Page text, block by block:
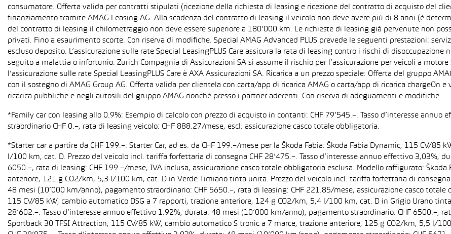
consumatore. Offerta valida per contratti stipulati (ricezione della richiesta di leasing e ricezione del contratto di acquisto del
finanziamento tramite AMAG Leasing AG. Alla scadenza del contratto di leasing il veicolo non deve avere più di 8 anni (è
del contratto di leasing il chilometraggio non deve essere superiore a 180’000 km. Le richieste di leasing già pervenute non
privati. Fino a esaurimento scorte. Con riserva di modifiche. Special AMAG Advanced PLUS prevede le seguenti prestazioni:
escluso deposito. L’assicurazione sulle rate Special LeasingPLUS Care assicura la rata di leasing contro i rischi di
seguito a malattia o infortunio. Zurich Compagnia di Assicurazioni SA si assume il rischio per l’assicurazione per veicoli a
l’assicurazione sulle rate Special LeasingPLUS Care è AXA Assicurazioni SA. Ricarica a un prezzo speciale: Offerta del gruppo
con il sostegno di AMAG Group AG. Offerta valida per clientela con carta/app di ricarica AMAG o carta/app di ricarica chargeOn
ricarica pubbliche e negli autosili del gruppo AMAG nonché presso i partner aderenti. Con riserva di adeguamenti e modifiche.
*Family car con leasing allo 0.9%: Esempio di calcolo con prezzo di acquisto in contanti: CHF 79’545.–. Tasso d’interesse
straordinario CHF 0.–, rata di leasing veicolo: CHF 888.27/mese, escl. assicurazione casco totale obbligatoria.
*Starter car a partire da CHF 199.–: Starter Car, ad es. da CHF 199.–/mese per la Škoda Fabia: Škoda Fabia Dynamic, 115 CV/85
l/100 km, cat. D. Prezzo del veicolo incl. tariffa forfettaria di consegna CHF 28’475.–. Tasso d’interesse annuo effettivo 3,03%,
6050.–, rata di leasing: CHF 199.–/mese, IVA inclusa, assicurazione casco totale obbligatoria esclusa. Modello raffigurato:
anteriore, 121 g CO2/km, 5,3 l/100 km, cat. D in Verde Timiano tinta unita. Prezzo del veicolo incl. tariffa forfettaria di consegna
48 mesi (10’000 km/anno), pagamento straordinario: CHF 5650.–, rata di leasing: CHF 221.85/mese, assicurazione casco
115 CV/85 kW, cambio automatico DSG a 7 rapporti, trazione anteriore, 124 g CO2/km, 5,4 l/100 km, cat. D in Grigio Urano
28’602.–. Tasso d’interesse annuo effettivo 1.92%, durata: 48 mesi (10’000 km/anno), pagamento straordinario: CHF 6500.–,
Sportback 30 TFSI Attraction, 115 CV/85 kW, cambio automatico S tronic a 7 marce, trazione anteriore, 125 g CO2/km, 5,5 l/